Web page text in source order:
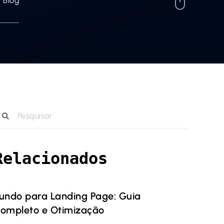
para Landing Page: Guia
e Otimização